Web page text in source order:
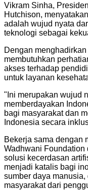
Vikram Sinha,
Hutchison,
adalah wujud nyata
teknologi sebagai
Dengan
membutuhkan
akses terhadap
untuk layanan
" Ini merupakan wujud
memberdayakan
bagi masyarakat dan
Indonesia secara
Bekerja sama dengan
Wadhwani Foundation
solusi kecerdasan
menjadi katalis bagi
sumber daya
masyarakat dari